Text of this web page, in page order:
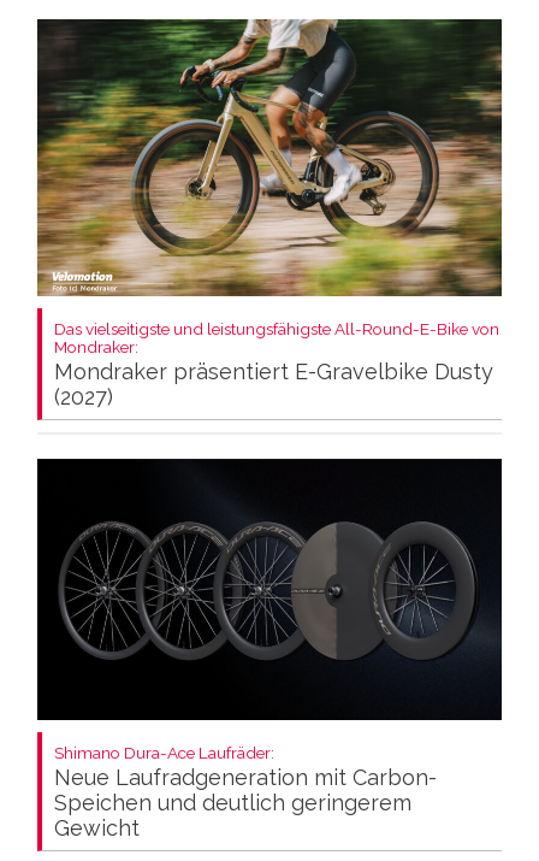
Das vielseitigste und leistungsfähigste All-Round-E-Bike von
Mondraker:
Mondraker präsentiert E-Gravelbike Dusty
(2027)
Shimano Dura-Ace Laufräder:
Neue Laufradgeneration mit Carbon-
Speichen und deutlich geringerem
Gewicht